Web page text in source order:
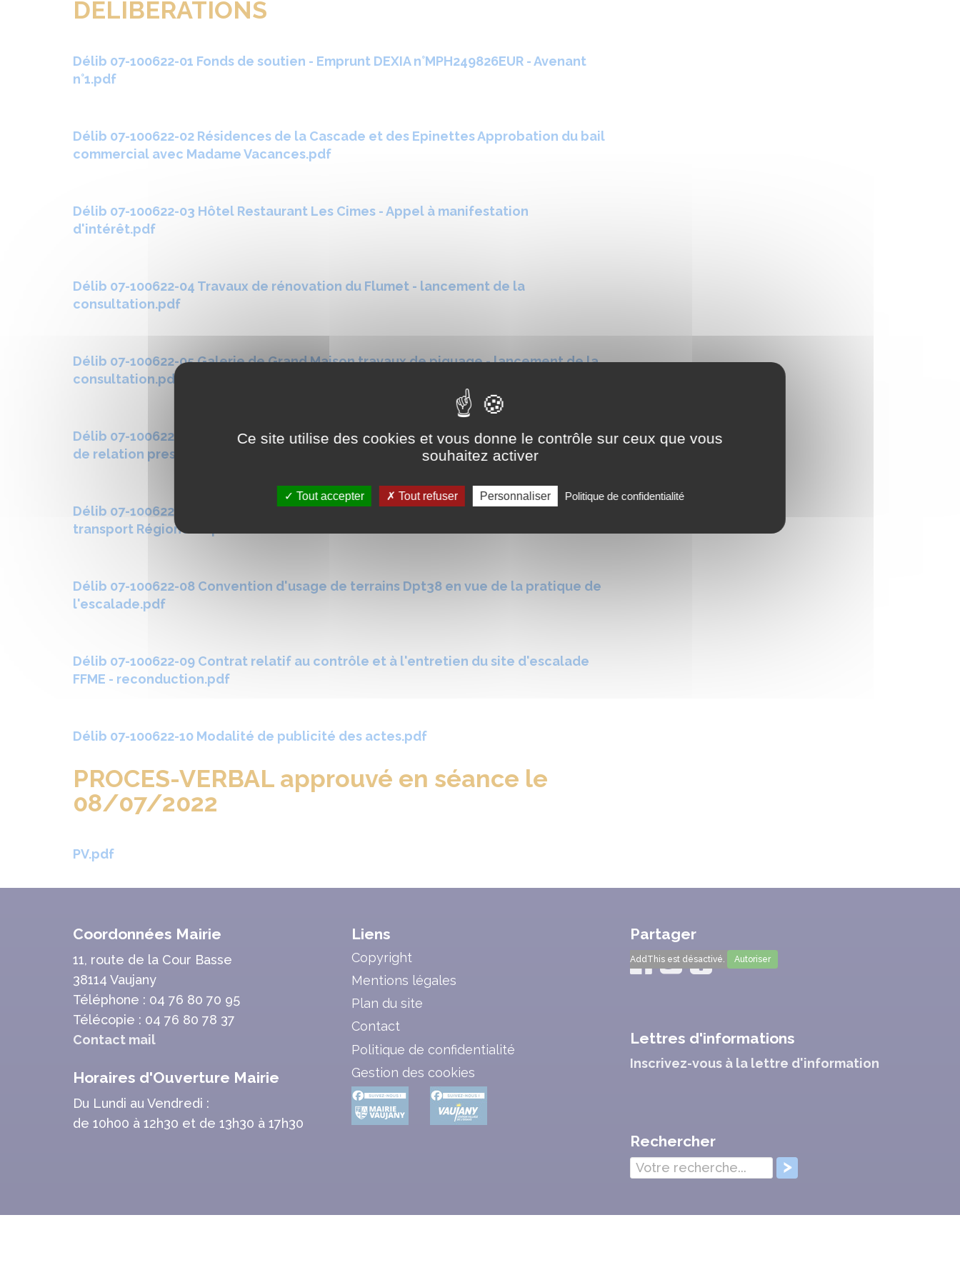
DELIBERATIONS
Délib 07-100622-01 Fonds de soutien - Emprunt DEXIA n°MPH249826EUR - Avenant
n°1.pdf
Délib 07-100622-02 Résidences de la Cascade et des Epinettes Approbation du bail
commercial avec Madame Vacances.pdf
Délib 07-100622-03 Hôtel Restaurant Les Cimes - Appel à manifestation
d'intérêt.pdf
Délib 07-100622-04 Travaux de rénovation du Flumet - lancement de la
consultation.pdf
Délib 07-100622-05 Galerie de Grand Maison travaux de piquage - lancement de la
consultation.pdf
Délib 07-100622-06 Marché de prestations intellectuelles de communicatione et
de relation presse.pdf
Délib 07-100622-07 Convention de délégation pour l'organisation de services de
transport Région ARA.pdf
Délib 07-100622-08 Convention d'usage de terrains Dpt38 en vue de la pratique de
l'escalade.pdf
Délib 07-100622-09 Contrat relatif au contrôle et à l'entretien du site d'escalade
FFME - reconduction.pdf
Délib 07-100622-10 Modalité de publicité des actes.pdf
PROCES-VERBAL approuvé en séance le
08/07/2022
PV.pdf
Coordonnées Mairie
11, route de la Cour Basse
38114 Vaujany
Téléphone : 04 76 80 70 95
Télécopie : 04 76 80 78 37
Contact mail
Horaires d'Ouverture Mairie
Du Lundi au Vendredi :
de 10h00 à 12h30 et de 13h30 à 17h30
Liens
Copyright
Mentions légales
Plan du site
Contact
Politique de confidentialité
Gestion des cookies
Partager
AddThis est désactivé. Autoriser
Lettres d'informations
Inscrivez-vous à la lettre d'information
Rechercher
Ce site utilise des cookies et vous donne le contrôle sur ceux que vous
souhaitez activer
Tout accepter Tout refuser Personnaliser Politique de confidentialité